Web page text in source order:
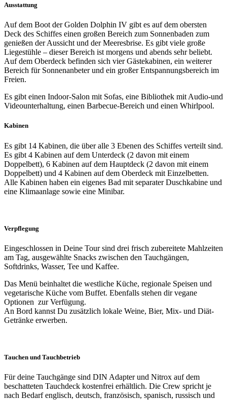
Ausstattung
Auf dem Boot der Golden Dolphin IV gibt es auf dem obersten
Deck des Schiffes einen großen Bereich zum Sonnenbaden zum
genießen der Aussicht und der Meeresbrise. Es gibt viele große
Liegestühle – dieser Bereich ist morgens und abends sehr beliebt.
Auf dem Oberdeck befinden sich vier Gästekabinen, ein weiterer
Bereich für Sonnenanbeter und ein großer Entspannungsbereich im
Freien.
Es gibt einen Indoor-Salon mit Sofas, eine Bibliothek mit Audio-und
Videounterhaltung, einen Barbecue-Bereich und einen Whirlpool.
Kabinen
Es gibt 14 Kabinen, die über alle 3 Ebenen des Schiffes verteilt sind.
Es gibt 4 Kabinen auf dem Unterdeck (2 davon mit einem
Doppelbett), 6 Kabinen auf dem Hauptdeck (2 davon mit einem
Doppelbett) und 4 Kabinen auf dem Oberdeck mit Einzelbetten.
Alle Kabinen haben ein eigenes Bad mit separater Duschkabine und
eine Klimaanlage sowie eine Minibar.
Verpflegung
Eingeschlossen in Deine Tour sind drei frisch zubereitete Mahlzeiten
am Tag, ausgewählte Snacks zwischen den Tauchgängen,
Softdrinks, Wasser, Tee und Kaffee.
Das Menü beinhaltet die westliche Küche, regionale Speisen und
vegetarische Küche vom Buffet. Ebenfalls stehen dir vegane
Optionen zur Verfügung.
An Bord kannst Du zusätzlich lokale Weine, Bier, Mix- und Diät-
Getränke erwerben.
Tauchen und Tauchbetrieb
Für deine Tauchgänge sind DIN Adapter und Nitrox auf dem
beschatteten Tauchdeck kostenfrei erhältlich. Die Crew spricht je
nach Bedarf englisch, deutsch, französisch, spanisch, russisch und